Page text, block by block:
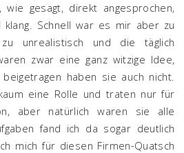
wie gesagt, direkt angesprochen,
klang. Schnell war es mir aber zu
unrealistisch und die täglich
zwar eine ganz witzige Idee,
haben sie auch nicht.
eine Rolle und traten nur für
aber natürlich waren sie alle
fand ich da sogar deutlich
mich für diesen Firmen-Quatsch